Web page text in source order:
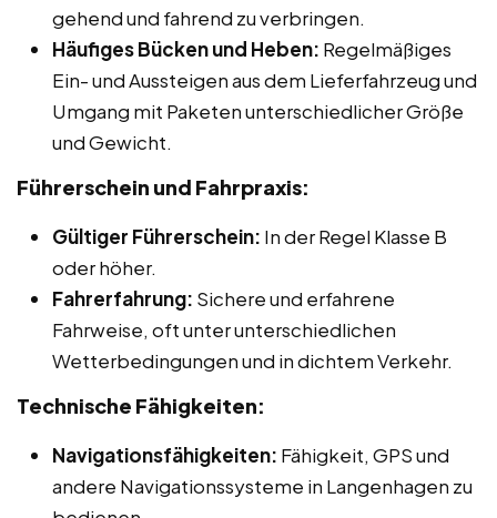
gehend und fahrend zu verbringen.
Häufiges Bücken und Heben: Regelmäßiges
Ein- und Aussteigen aus dem Lieferfahrzeug und
Umgang mit Paketen unterschiedlicher Größe
und Gewicht.
Führerschein und Fahrpraxis:
Gültiger Führerschein: In der Regel Klasse B
oder höher.
Fahrerfahrung: Sichere und erfahrene
Fahrweise, oft unter unterschiedlichen
Wetterbedingungen und in dichtem Verkehr.
Technische Fähigkeiten:
Navigationsfähigkeiten: Fähigkeit, GPS und
andere Navigationssysteme in Langenhagen zu